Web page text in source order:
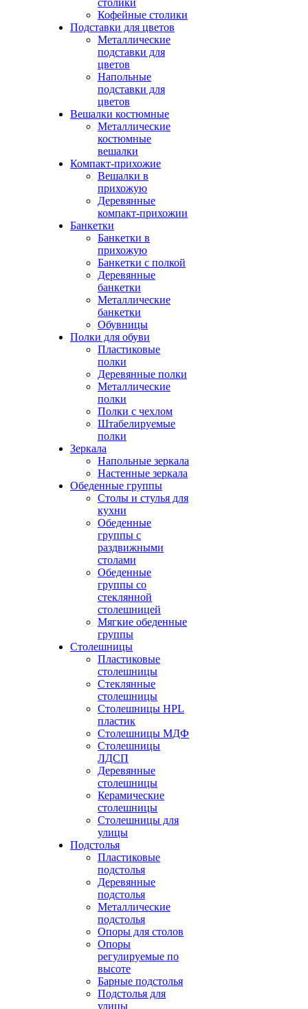
столики
Кофейные столики
Подставки для цветов
Металлические
подставки для
цветов
Напольные
подставки для
цветов
Вешалки костюмные
Металлические
костюмные
вешалки
Компакт-прихожие
Вешалки в
прихожую
Деревянные
компакт-прихожии
Банкетки
Банкетки в
прихожую
Банкетки с полкой
Деревянные
банкетки
Металлические
банкетки
Обувницы
Полки для обуви
Пластиковые
полки
Деревянные полки
Металлические
полки
Полки с чехлом
Штабелируемые
полки
Зеркала
Напольные зеркала
Настенные зеркала
Обеденные группы
Столы и стулья для
кухни
Обеденные
группы с
раздвижными
столами
Обеденные
группы со
стеклянной
столешницей
Мягкие обеденные
группы
Столешницы
Пластиковые
столешницы
Стеклянные
столешницы
Столешницы HPL
пластик
Столешницы МДФ
Столешницы
ЛДСП
Деревянные
столешницы
Керамические
столешницы
Столешницы для
улицы
Подстолья
Пластиковые
подстолья
Деревянные
подстолья
Металлические
подстолья
Опоры для столов
Опоры
регулируемые по
высоте
Барные подстолья
Подстолья для
улицы